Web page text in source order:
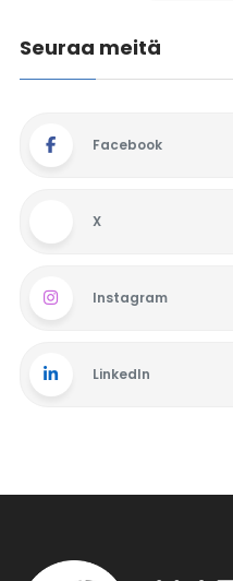
Seuraa meitä
Facebook
X
Instagram
LinkedIn